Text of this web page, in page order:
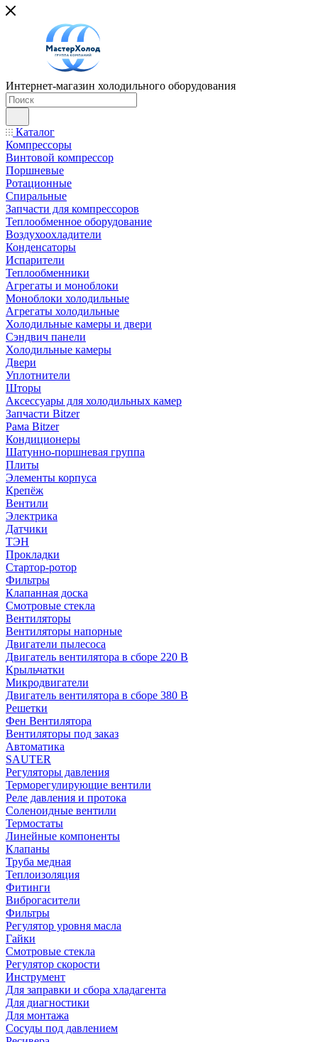
Интернет-магазин холодильного оборудования
Каталог
Компрессоры
Винтовой компрессор
Поршневые
Ротационные
Спиральные
Запчасти для компрессоров
Теплообменное оборудование
Воздухоохладители
Конденсаторы
Испарители
Теплообменники
Агрегаты и моноблоки
Моноблоки холодильные
Агрегаты холодильные
Холодильные камеры и двери
Сэндвич панели
Холодильные камеры
Двери
Уплотнители
Шторы
Аксессуары для холодильных камер
Запчасти Bitzer
Рама Bitzer
Кондиционеры
Шатунно-поршневая группа
Плиты
Элементы корпуса
Крепёж
Вентили
Электрика
Датчики
ТЭН
Прокладки
Стартор-ротор
Фильтры
Клапанная доска
Смотровые стекла
Вентиляторы
Вентиляторы напорные
Двигатели пылесоса
Двигатель вентилятора в сборе 220 В
Крыльчатки
Микродвигатели
Двигатель вентилятора в сборе 380 В
Решетки
Фен Вентилятора
Вентиляторы под заказ
Автоматика
SAUTER
Регуляторы давления
Терморегулирующие вентили
Реле давления и протока
Соленоидные вентили
Термостаты
Линейные компоненты
Клапаны
Труба медная
Теплоизоляция
Фитинги
Виброгасители
Фильтры
Регулятор уровня масла
Гайки
Смотровые стекла
Регулятор скорости
Инструмент
Для заправки и сбора хладагента
Для диагностики
Для монтажа
Сосуды под давлением